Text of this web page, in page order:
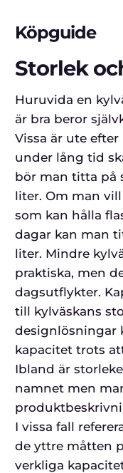
Köpguide
Storlek
Huruvida en
är bra beror
Vissa är ute
under lång tid
bör man titta på
liter. Om man
som kan hålla
dagar kan man
liter. Mindre
praktiska, men
dagsutflykter.
till kylväskans
designlösningar
kapacitet trots
Ibland är
namnet men
I vissa fall
de yttre måtten
verkliga